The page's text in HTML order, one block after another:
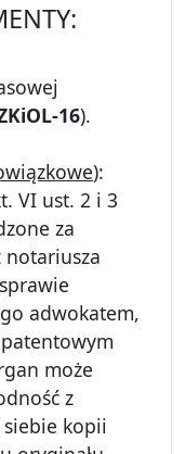
16).
):
VI ust. 2 i 3
za
notariusza
adwokatem,
może
z
kopii